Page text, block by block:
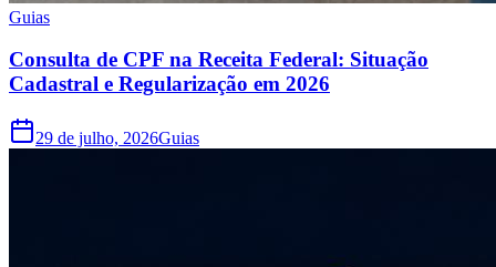
Guias
Consulta de CPF na Receita Federal: Situação
Cadastral e Regularização em 2026
29 de julho, 2026Guias